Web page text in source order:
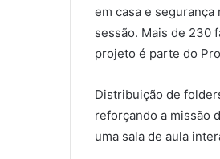
em casa e
sessão. Mais de 230
projeto é parte do
Distribuição de
reforçando a missão
uma sala de aula